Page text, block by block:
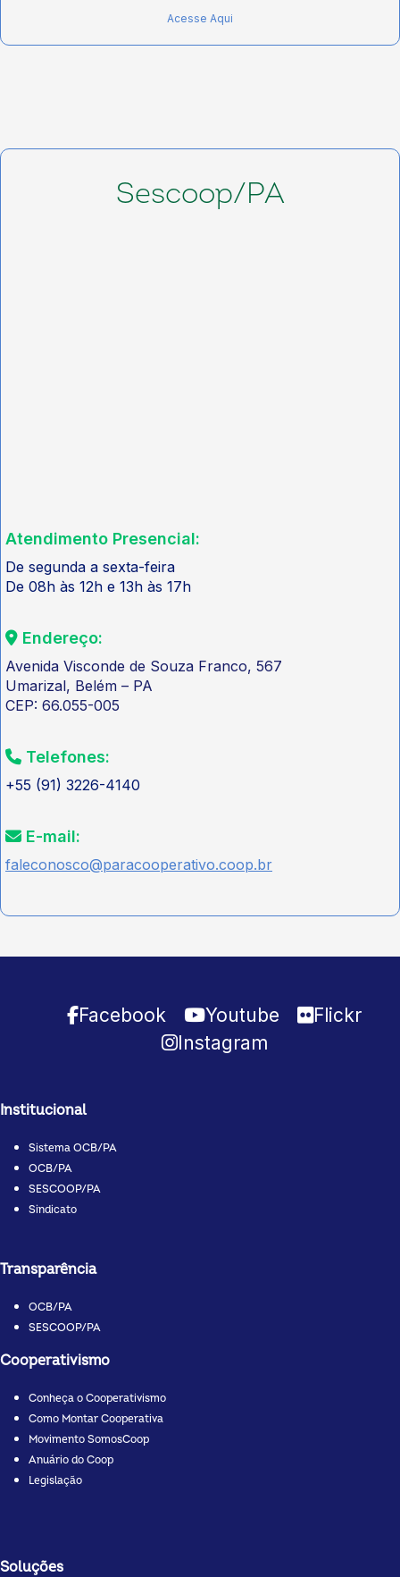
Acesse Aqui
Sescoop/PA
Atendimento Presencial:
De segunda a sexta-feira
De 08h às 12h e 13h às 17h
Endereço:
Avenida Visconde de Souza Franco, 567
Umarizal, Belém – PA
CEP: 66.055-005
Telefones:
+55 (91) 3226-4140
E-mail:
faleconosco@paracooperativo.coop.br
Facebook Youtube
Flickr
Instagram
Institucional
Sistema OCB/PA
OCB/PA
SESCOOP/PA
Sindicato
Transparência
OCB/PA
SESCOOP/PA
Cooperativismo
Conheça o Cooperativismo
Como Montar Cooperativa
Movimento SomosCoop
Anuário do Coop
Legislação
Soluções